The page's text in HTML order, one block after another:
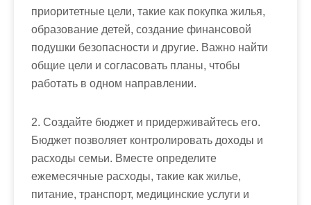
приоритетные цели, такие как покупка жилья,
образование детей, создание финансовой
подушки безопасности и другие. Важно найти
общие цели и согласовать планы, чтобы
работать в одном направлении.
2. Создайте бюджет и придерживайтесь его.
Бюджет позволяет контролировать доходы и
расходы семьи. Вместе определите
ежемесячные расходы, такие как жилье,
питание, транспорт, медицинские услуги и